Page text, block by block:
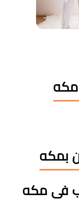
بمكه
فى مكه